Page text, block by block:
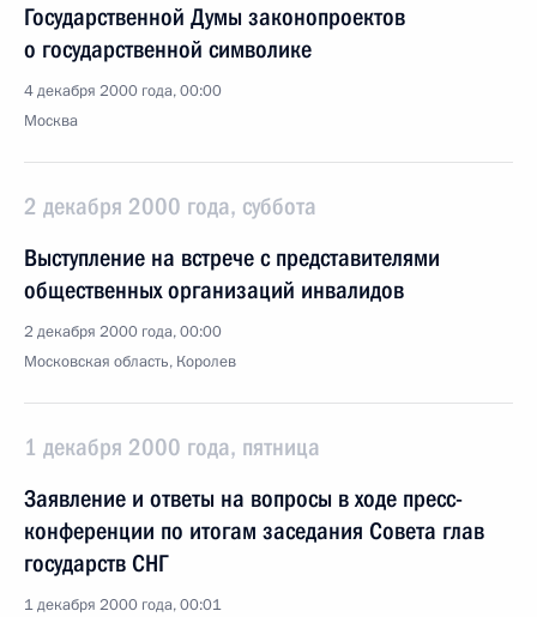
Государственной Думы законопроектов
о государственной символике
4 декабря 2000 года, 00:00
Москва
2 декабря 2000 года, суббота
Выступление на встрече с представителями
общественных организаций инвалидов
2 декабря 2000 года, 00:00
Московская область, Королев
1 декабря 2000 года, пятница
Заявление и ответы на вопросы в ходе пресс-
конференции по итогам заседания Совета глав
государств СНГ
1 декабря 2000 года, 00:01